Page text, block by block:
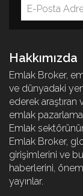
Hakkımızda
Emlak Broker,
ve dünyadaki
ederek araştıran
emlak
Emlak
Emlak Broker,
girişimlerini ve
haberlerini,
yayınlar.